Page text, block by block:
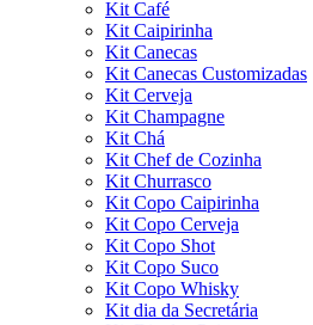
Kit Café
Kit Caipirinha
Kit Canecas
Kit Canecas Customizadas
Kit Cerveja
Kit Champagne
Kit Chá
Kit Chef de Cozinha
Kit Churrasco
Kit Copo Caipirinha
Kit Copo Cerveja
Kit Copo Shot
Kit Copo Suco
Kit Copo Whisky
Kit dia da Secretária